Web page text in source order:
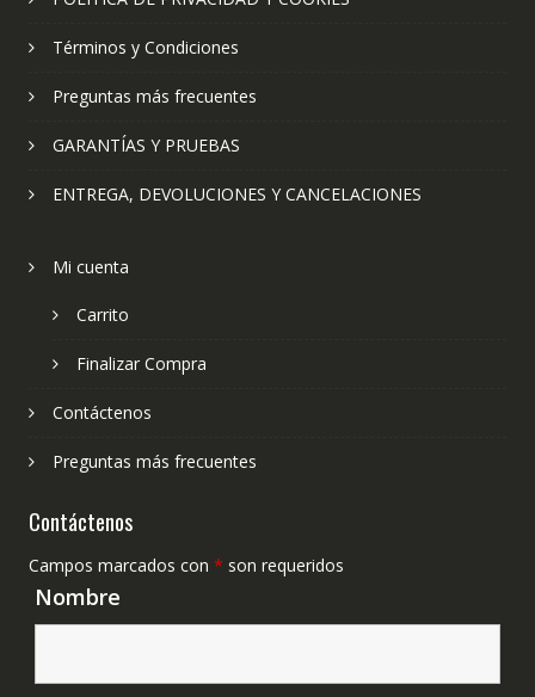
Términos y Condiciones
Preguntas más frecuentes
GARANTÍAS Y PRUEBAS
ENTREGA, DEVOLUCIONES Y CANCELACIONES
Mi cuenta
Carrito
Finalizar Compra
Contáctenos
Preguntas más frecuentes
Contáctenos
Campos marcados con * son requeridos
Nombre